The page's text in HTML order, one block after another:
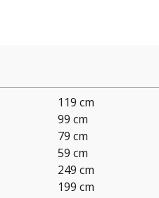
119 cm
99 cm
79 cm
59 cm
249 cm
199 cm